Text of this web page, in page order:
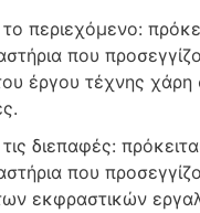
περιεχόμενο:
που
έργου τέχνης χάρη
διεπαφές:
που
εκφραστικών